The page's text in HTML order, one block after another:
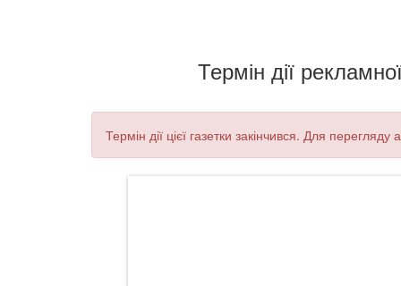
Термін дії
Термін дії цієї газетки закінчився. Для